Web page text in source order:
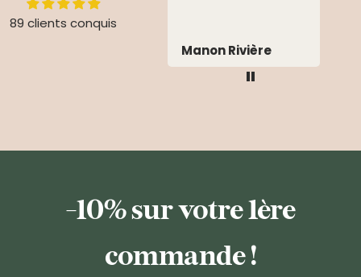
89 clients conquis
Manon Rivière
-10% sur votre 1ère
commande !